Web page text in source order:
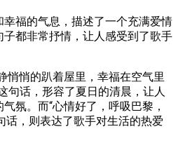
福的气息，描述了一个充满爱情
都非常抒情，让人感受到了歌手
悄悄的趴着屋里，幸福在空气里
句话，形容了夏日的清晨，让人
氛。而“心情好了，呼吸巴黎，
话，则表达了歌手对生活的热爱